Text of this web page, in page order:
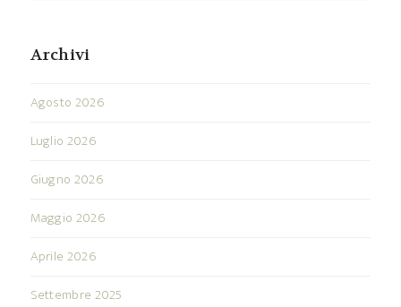
Archivi
Agosto 2026
Luglio 2026
Giugno 2026
Maggio 2026
Aprile 2026
Settembre 2025